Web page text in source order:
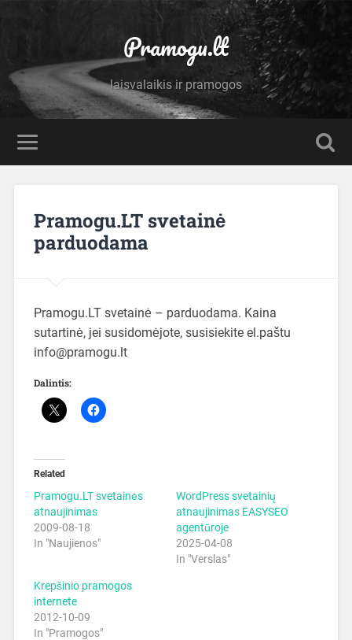
Pramogu.lt
laisvalaikis ir pramogos
Pramogu.LT svetainė
parduodama
Pramogu.LT svetainė – parduodama. Kaina
sutartinė, jei susidomėjote, susisiekite el.paštu
info@pramogu.lt
Dalintis:
Related
Pramogu.LT svetainės
atnaujinimas
2009-08-18
In "Naujienos"
WordPress svetainių
atnaujinimas EASYSEO
agentūroje
2025-04-08
In "Verslas"
Krepšinio pramogos
internete
2012-10-09
In "Pramogos"